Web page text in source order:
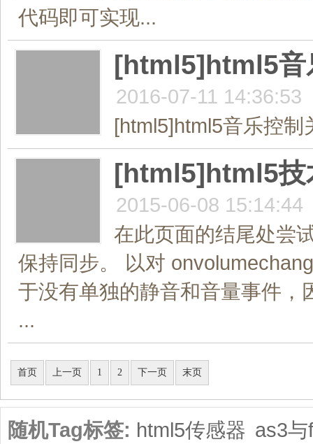
代码即可实现...
[html5]html5音
2016-07-11 14:36:53
[html5]html5音乐控制
[html5]html5技
2015-06-08 15:14:44
在此页面的结尾处尝
保持同步。 以对
于没有单独的静音和音量事件，
...
首页 上一页 1 2 下一页 末页
随机Tag标签: html5传感器 as3与